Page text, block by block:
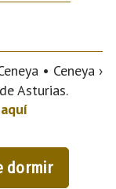
• Ceneya ›
Asturias.
dormir